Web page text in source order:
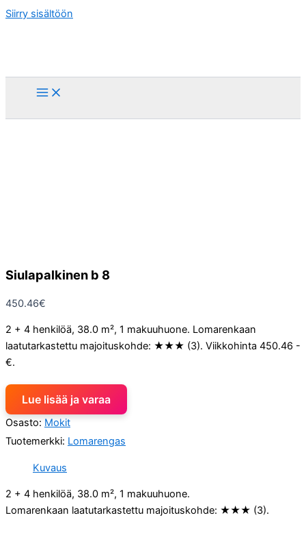
Siirry sisältöön
Siulapalkinen b 8
450.46€
2 + 4 henkilöä, 38.0 m², 1 makuuhuone. Lomarenkaan
laatutarkastettu majoituskohde: ★★★ (3). Viikkohinta 450.46 -
€.
Lue lisää ja varaa
Osasto: Mokit
Tuotemerkki: Lomarengas
Kuvaus
2 + 4 henkilöä, 38.0 m², 1 makuuhuone.
Lomarenkaan laatutarkastettu majoituskohde: ★★★ (3).